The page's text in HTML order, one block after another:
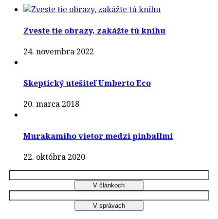
Zveste tie obrazy, zakážte tú knihu
24. novembra 2022
Skeptický utešiteľ Umberto Eco
20. marca 2018
Murakamiho vietor medzi pinballmi
22. októbra 2020